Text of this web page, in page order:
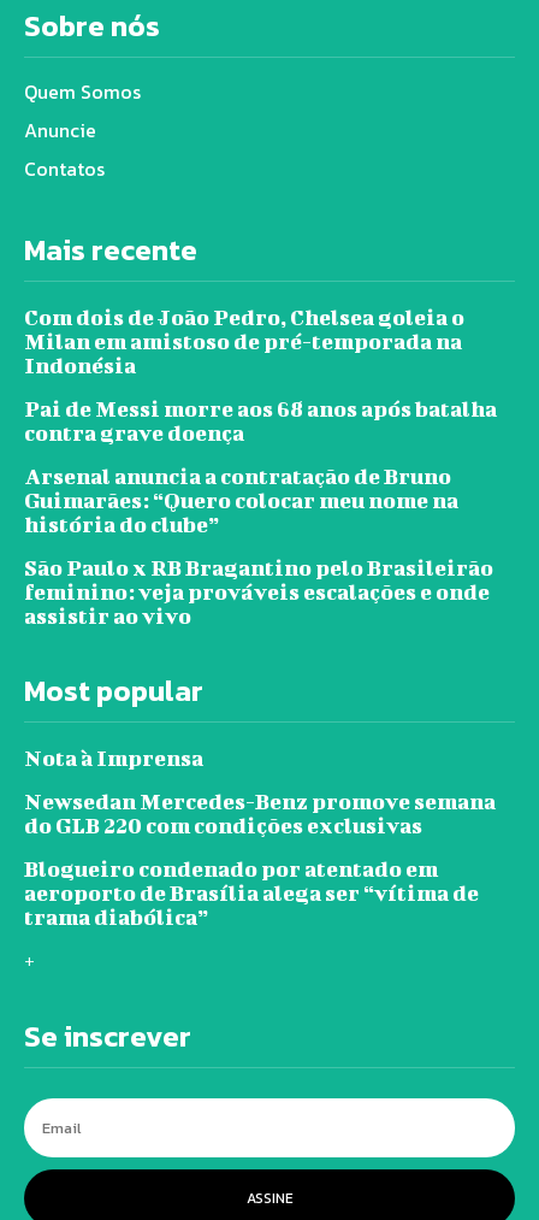
Sobre nós
Quem Somos
Anuncie
Contatos
Mais recente
Com dois de João Pedro, Chelsea goleia o
Milan em amistoso de pré-temporada na
Indonésia
Pai de Messi morre aos 68 anos após batalha
contra grave doença
Arsenal anuncia a contratação de Bruno
Guimarães: “Quero colocar meu nome na
história do clube”
São Paulo x RB Bragantino pelo Brasileirão
feminino: veja prováveis escalações e onde
assistir ao vivo
Most popular
Nota à Imprensa
Newsedan Mercedes-Benz promove semana
do GLB 220 com condições exclusivas
Blogueiro condenado por atentado em
aeroporto de Brasília alega ser “vítima de
trama diabólica”
+
Se inscrever
ASSINE